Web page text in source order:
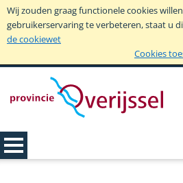
Wij zouden graag functionele cookies
gebruikerservaring te verbeteren, staat u
de cookiewet
Cookies